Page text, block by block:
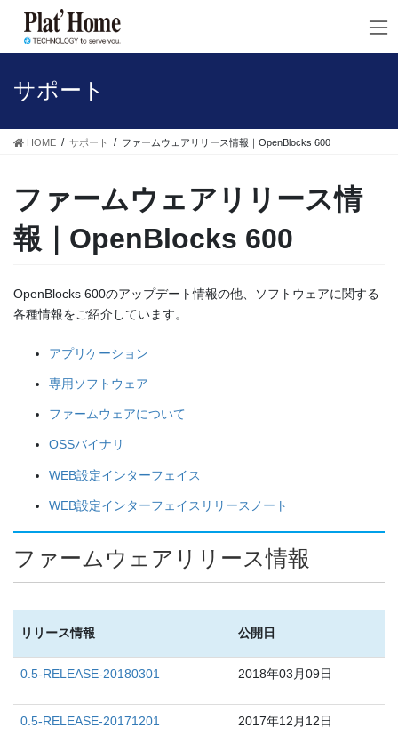
サポート
HOME サポート ファームウェアリリース情報｜OpenBlocks 600
ファームウェアリリース情
報｜OpenBlocks 600
OpenBlocks 600のアップデート情報の他、ソフトウェアに関する
各種情報をご紹介しています。
アプリケーション
専用ソフトウェア
ファームウェアについて
OSSバイナリ
WEB設定インターフェイス
WEB設定インターフェイスリリースノート
ファームウェアリリース情報
リリース情報 公開日
0.5-RELEASE-20180301 2018年03月09日
0.5-RELEASE-20171201 2017年12月12日